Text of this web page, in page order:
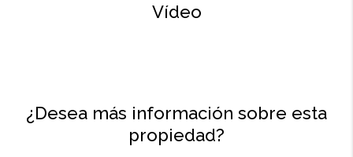
Vídeo
¿Desea más información sobre esta
propiedad?